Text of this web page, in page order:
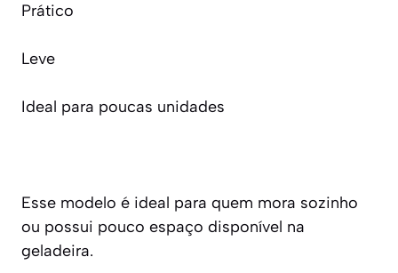
Prático
Leve
Ideal para poucas unidades
Esse modelo é ideal para quem mora sozinho
ou possui pouco espaço disponível na
geladeira.